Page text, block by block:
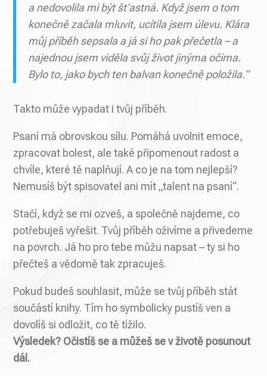
a nedovolila mi být šťastná. Když jsem o tom
konečně začala mluvit, ucítila jsem úlevu. Klára
můj příběh sepsala a já si ho pak přečetla – a
najednou jsem viděla svůj život jinýma očima.
Bylo to, jako bych ten balvan konečně položila.“
Takto může vypadat i tvůj příběh.
Psaní má obrovskou sílu. Pomáhá uvolnit emoce,
zpracovat bolest, ale také připomenout radost a
chvíle, které tě naplňují. A co je na tom nejlepší?
Nemusíš být spisovatel ani mít „talent na psaní“.
Stačí, když se mi ozveš, a společně najdeme, co
potřebuješ vyřešit. Tvůj příběh oživíme a přivedeme
na povrch. Já ho pro tebe můžu napsat – ty si ho
přečteš a vědomě tak zpracuješ.
Pokud budeš souhlasit, může se tvůj příběh stát
součástí knihy. Tím ho symbolicky pustíš ven a
dovolíš si odložit, co tě tížilo.
Výsledek? Očistíš se a můžeš se v životě posunout
dál.